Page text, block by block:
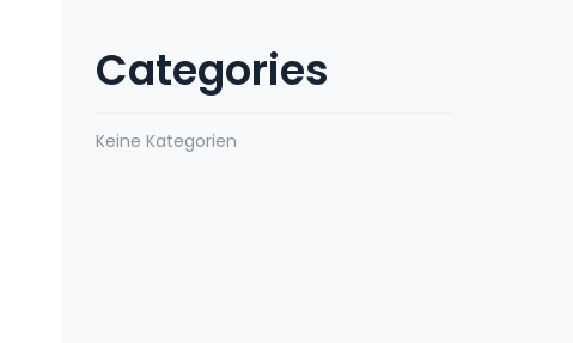
Categories
Keine Kategorien